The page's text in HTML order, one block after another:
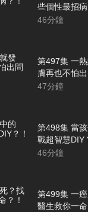
些個性最招病
46分鐘
第497集 一
膚再也不怕出
47分鐘
第498集 當
戰超智慧DIY
46分鐘
第499集 一
醫生救你一命